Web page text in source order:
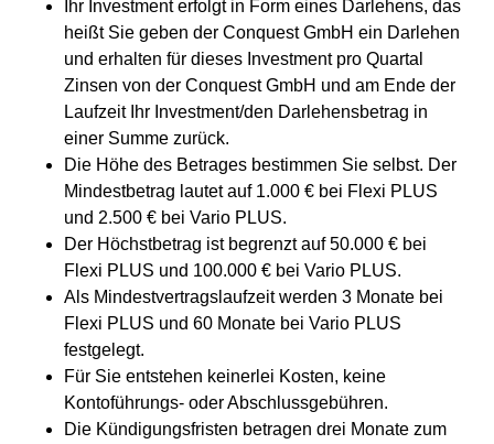
Ihr Investment erfolgt in Form eines Darlehens, das
heißt Sie geben der Conquest GmbH ein Darlehen
und erhalten für dieses Investment pro Quartal
Zinsen von der Conquest GmbH und am Ende der
Laufzeit Ihr Investment/den Darlehensbetrag in
einer Summe zurück.
Die Höhe des Betrages bestimmen Sie selbst. Der
Mindestbetrag lautet auf 1.000 € bei Flexi PLUS
und 2.500 € bei Vario PLUS.
Der Höchstbetrag ist begrenzt auf 50.000 € bei
Flexi PLUS und 100.000 € bei Vario PLUS.
Als Mindestvertragslaufzeit werden 3 Monate bei
Flexi PLUS und 60 Monate bei Vario PLUS
festgelegt.
Für Sie entstehen keinerlei Kosten, keine
Kontoführungs- oder Abschlussgebühren.
Die Kündigungsfristen betragen drei Monate zum